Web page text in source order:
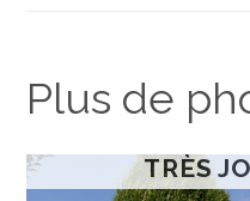
Plus de
TRÈS